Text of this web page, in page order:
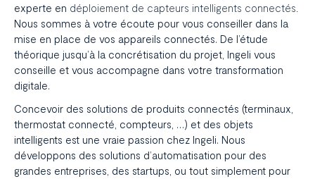
experte en déploiement de capteurs intelligents connectés.
Nous sommes à votre écoute pour vous conseiller dans la
mise en place de vos appareils connectés. De l’étude
théorique jusqu’à la concrétisation du projet, Ingeli vous
conseille et vous accompagne dans votre transformation
digitale.
Concevoir des solutions de produits connectés (terminaux,
thermostat connecté, compteurs, …) et des objets
intelligents est une vraie passion chez Ingeli. Nous
développons des solutions d’automatisation pour des
grandes entreprises, des startups, ou tout simplement pour